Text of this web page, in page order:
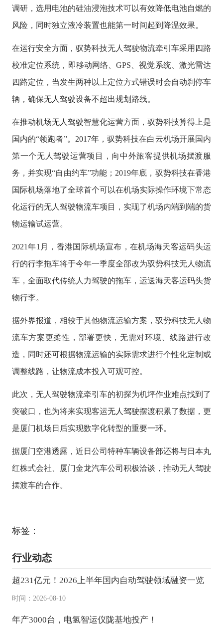
调研，选用电池的硅油浸泡技术可以有效降低电池自燃的
风险，同时独立液冷装置也能第一时间起到降温效果。
在运行安全方面，驭势科技无人驾驶物流牵引车采用四路
校准定位系统，即移动网络、GPS、视觉系统、激光雷达
四路定位，当发生两种以上定位方式错误时会自动刹停车
辆，确保无人驾驶设备不超出规划路线。
在推动机场无人驾驶智慧化运营方面，驭势科技算得上是
国内的“领跑者”。2017年，驭势科技在白云机场开展国内
第一个无人驾驶运营项目，向中外旅客提供机场摆渡服
务，并实现“自由约车”功能；2019年底，驭势科技在香港
国际机场落地了全球首个可以在机场实际操作环境下常态
化运行的无人驾驶物流车项目，实现了机场内端到端的货
物运输试运营。
2021年1月，香港国际机场宣布，在机场海天客运码头运
行的行李拖车将于今年一季度全部改为驭势科技无人物流
车，全面取代传统人力驾驶的拖车，运送海天客运码头货
物行李。
据外界报道，相较于其他物流运输方案，驭势科技无人物
流车方案更柔性，部署更快，无需对环境、线路进行改
造，同时还可根据物流运输的实际需求进行个性化定制或
调整线路，让物流成本投入可观可控。
此次，无人驾驶物流牵引车的初探为机坪作业难点找到了
突破口，也为将来实现客运无人驾驶摆渡积累了数据，更
是厦门机场日后实现数字化转型的重要一环。
据厦门空港透露，近日公司特种车辆设备部还将与日本丸
红株式会社、厦门金龙汽车公司积极洽谈，推动无人驾驶
摆渡车的合作。
标签：
行业动态
超231亿元！2026上半年国内自动驾驶领域融资一览
时间：2026-08-10
年产3000台，电氢智运仪陇基地投产！